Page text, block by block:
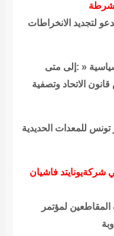
شرطة
لتجديد الانخراطات
« :إلى متى
الاتحاد وتصفية
للمعدات الحديدية
شركةيونايتد فاشيان
لمؤتمر